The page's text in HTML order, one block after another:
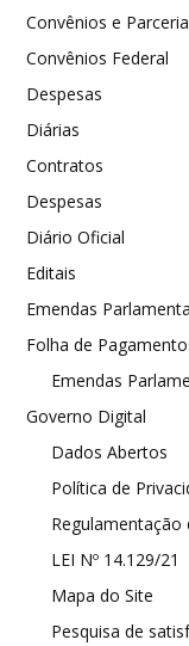
Convênios e
Convênios Federal
Despesas
Diárias
Contratos
Despesas
Diário Oficial
Editais
Emendas
Folha de
Emendas
Governo Digital
Dados Abertos
Política de
Regulamentação
LEI Nº 14.129/21
Mapa do Site
Pesquisa de